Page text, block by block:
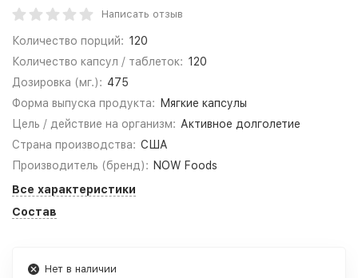
Написать отзыв
Количество порций: 120
Количество капсул / таблеток: 120
Дозировка (мг.): 475
Форма выпуска продукта:
Мягкие капсулы
Цель / действие на организм: Активное долголетие
Страна производства: США
Производитель (бренд): NOW Foods
Все характеристики
Состав
Нет в наличии